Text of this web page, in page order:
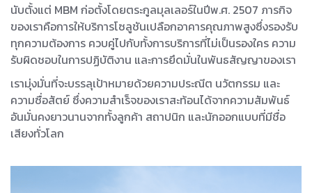
นับตั้งแต่ MBM ก่อตั้งโดยตระกูลมุลเลอร์ในปีพ.ศ. 2507 ภารกิจ
ของเราคือการให้บริการโซลูชันเปลือกอาคารคุณภาพสูงซึ่งรองรับ
ทุกความต้องการ ควบคู่ไปกับทั้งการบริการที่ไม่เป็นรองใคร ความ
รับผิดชอบในการปฏิบัติงาน และการยึดมั่นในพันธสัญญาของเรา
เรามุ่งมั่นที่จะบรรลุเป้าหมายด้วยความประณีต นวัตกรรม และ
ความซื่อสัตย์ ซึ่งความสำเร็จของเราสะท้อนได้จากความสัมพันธ์
อันมั่นคงยาวนานจากทั้งลูกค้า สถาปนิก และนักออกแบบที่มีชื่อ
เสียงทั่วโลก